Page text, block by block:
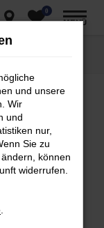
0
MENÜ
können:
deine
und unsere
Wir
und
nur,
Sie zu
können
widerrufen.